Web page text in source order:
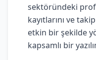
sektöründeki
kayıtlarını ve
etkin bir şekilde
kapsamlı bir